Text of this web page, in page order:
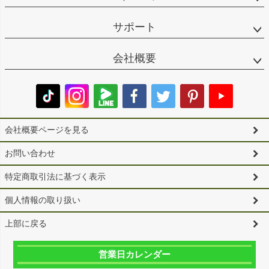
サポート
会社概要
会社概要ページを見る
お問い合わせ
特定商取引法に基づく表示
個人情報の取り扱い
上部に戻る
営業日カレンダー